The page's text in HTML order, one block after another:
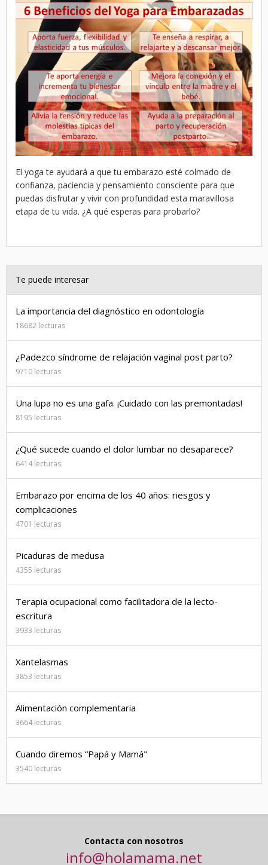
El yoga te ayudará a que tu embarazo esté colmado de
confianza, paciencia y pensamiento consciente para que
puedas disfrutar y vivir con profundidad esta maravillosa
etapa de tu vida. ¿A qué esperas para probarlo?
Te puede interesar
La importancia del diagnóstico en odontología
18682 lecturas
¿Padezco síndrome de relajación vaginal post parto?
9710 lecturas
Una lupa no es una gafa. ¡Cuidado con las premontadas!
8195 lecturas
¿Qué sucede cuando el dolor lumbar no desaparece?
6414 lecturas
Embarazo por encima de los 40 años: riesgos y
complicaciones
4701 lecturas
Picaduras de medusa
4355 lecturas
Terapia ocupacional como facilitadora de la lecto-
escritura
3933 lecturas
Xantelasmas
3853 lecturas
Alimentación complementaria
3664 lecturas
Cuando diremos “Papá y Mamá"
3540 lecturas
Contacta con nosotros
info@holamama.net